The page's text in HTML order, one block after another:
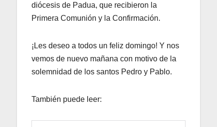
diócesis de Padua, que recibieron la
Primera Comunión y la Confirmación.
¡Les deseo a todos un feliz domingo! Y nos
vemos de nuevo mañana con motivo de la
solemnidad de los santos Pedro y Pablo.
También puede leer: